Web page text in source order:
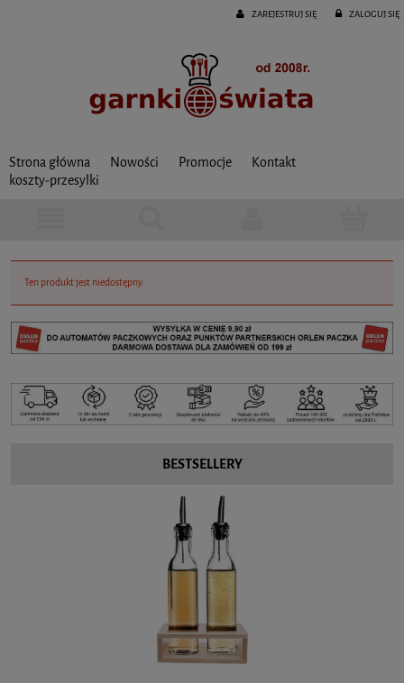
ZAREJESTRUJ SIĘ ZALOGUJ SIĘ
Strona główna Nowości Promocje
Kontakt
koszty-przesylki
Ten produkt jest niedostępny.
BESTSELLERY